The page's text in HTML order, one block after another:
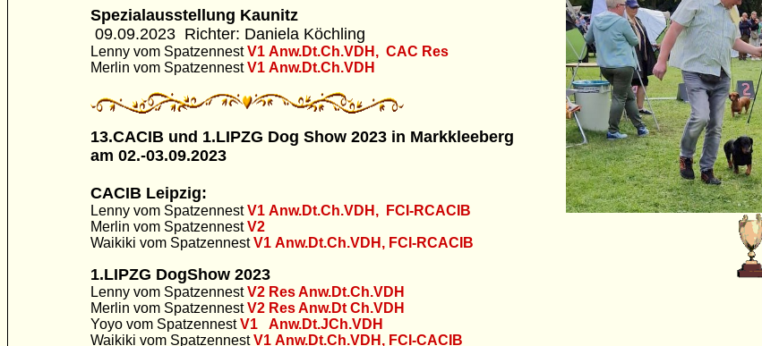
Spezialausstellung Kaunitz
09.09.2023 Richter: Daniela Köchling
Lenny vom SpatzennestV1 Anw.Dt.Ch.VDH, CAC Res
Merlin vom SpatzennestV1 Anw.Dt.Ch.VDH
13.CACIB und 1.LIPZG Dog Show 2023 in Markkleeberg
am 02.-03.09.2023
CACIB Leipzig:
Lenny vom SpatzennestV1 Anw.Dt.Ch.VDH, FCI-RCACIB
Merlin vom SpatzennestV2
Waikiki vom SpatzennestV1 Anw.Dt.Ch.VDH, FCI-RCACIB
1.LIPZG DogShow 2023
Lenny vom SpatzennestV2 Res Anw.Dt.Ch.VDH
Merlin vom SpatzennestV2 Res Anw.Dt Ch.VDH
Yoyo vom SpatzennestV1 Anw.Dt.JCh.VDH
Waikiki vom SpatzennestV1 Anw.Dt.Ch.VDH, FCI-CACIB